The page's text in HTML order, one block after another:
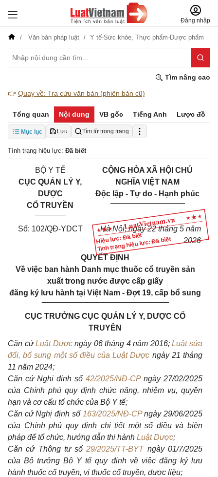
Đăng nhập
Văn bản pháp luật Y tế-Sức khỏe, Thực phẩm-Dược phẩm
Tìm nâng cao
👉 Quay về: Tra cứu văn bản (phiên bản cũ)
Tổng quan Nội dung VB gốc Tiếng Anh Lược đồ
Mục lục Lưu Tìm từ trong trang
Tình trạng hiệu lực: Đã biết
Hiệu lực: Đã biết
Tình trạng hiệu lực: Đã biết
BỘ Y TẾ
CỤC QUẢN LÝ Y,
DƯỢC
CỔ TRUYỀN
Số: 102/QĐ-YDCT
CỘNG HÒA XÃ HỘI CHỦ
NGHĨA VIỆT NAM
Độc lập - Tự do - Hạnh phúc
_________________
Hà Nội, ngày 22 tháng 5 năm
2026
QUYẾT ĐỊNH
Về việc ban hành Danh mục thuốc cổ truyền sản
xuất trong nước được cấp giấy
đăng ký lưu hành tại Việt Nam - Đợt 19, cấp bổ sung
_____________________________
CỤC TRƯỞNG CỤC QUẢN LÝ Y, DƯỢC CỔ
TRUYỀN
Căn cứLuật Dượcngày 06 tháng 4 năm 2016;Luật sửa
đổi, bổ sung một số điều của Luật Dược ngày 21 tháng
11 năm 2024;
Căn cứ Nghị định số 42/2025/NĐ-CPngày 27/02/2025
của Chính phủ quy định chức năng, nhiệm vụ, quyền
hạn và cơ cấu tổ chức của Bộ Y tế;
Căn cứ Nghị định số 163/2025/NĐ-CPngày 29/06/2025
của Chính phủ quy định chi tiết một số điều và biện
pháp để tổ chức, hướng dẫn thi hành Luật Dược;
Căn cứ Thông tư số29/2025/TT-BYTngày 01/7/2025
của Bộ trưởng Bộ Y tế quy định về việc đăng ký lưu
hành thuốc cổ truyền, vị thuốc cổ truyền, dược liệu;